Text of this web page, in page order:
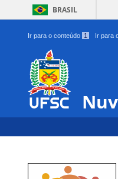
BRASIL
Ir para o conteúdo 1 Ir para